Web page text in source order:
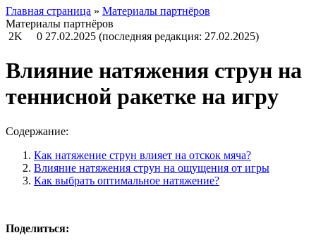
Главная страница » Материалы партнёров
Материалы партнёров
2K
0 27.02.2025 (последняя редакция: 27.02.2025)
Влияние натяжения струн на
теннисной ракетке на игру
Содержание:
Как натяжение струн влияет на отскок мяча?
Влияние натяжения струн на ощущения от игры
Как выбрать оптимальное натяжение?
Поделиться: